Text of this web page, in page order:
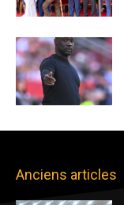
Anciens articles